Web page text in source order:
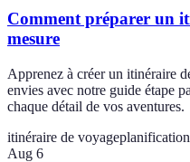
Comment préparer un
mesure
Apprenez à créer un itinéraire
envies avec notre guide étape
chaque détail de vos aventures.
itinéraire de voyage
Aug 6